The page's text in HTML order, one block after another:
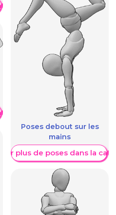
Poses debout sur les
mains
plus de poses dans la